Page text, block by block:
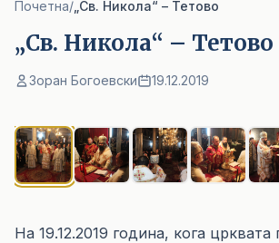
Почетна/ „Св. Никола“ – Тетово
„Св. Никола“ – Тетово
Зоран Богоевски 19.12.2019
На 19.12.2019 година, кога црквата